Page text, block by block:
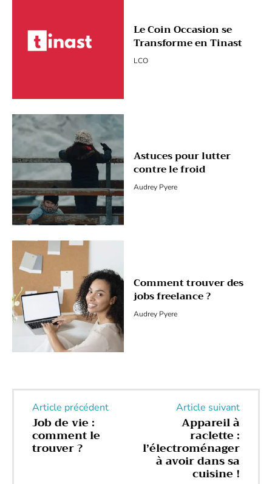
Le Coin Occasion se
Transforme en Tinast
LCO
Astuces pour lutter
contre le froid
Audrey Pyere
Comment trouver des
jobs freelance ?
Audrey Pyere
Article précédent
Job de vie :
comment le
trouver ?
Article suivant
Appareil à
raclette :
l’électroménager
à avoir dans sa
cuisine !